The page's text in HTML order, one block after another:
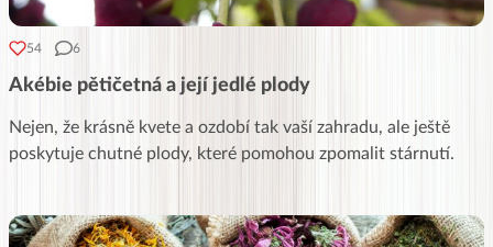
54 6
Akébie pětičetná a její jedlé plody
Nejen, že krásně kvete a ozdobí tak vaší zahradu, ale ještě
poskytuje chutné plody, které pomohou zpomalit stárnutí.